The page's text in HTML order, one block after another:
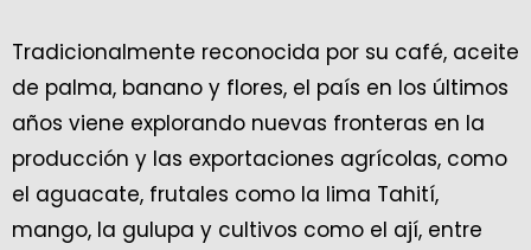
Tradicionalmente reconocida por su café, aceite
de palma, banano y flores, el país en los últimos
años viene explorando nuevas fronteras en la
producción y las exportaciones agrícolas, como
el aguacate, frutales como la lima Tahití,
mango, la gulupa y cultivos como el ají, entre